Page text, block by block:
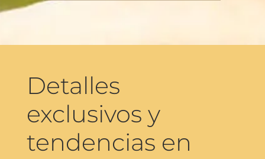
Detalles
exclusivos y
tendencias en